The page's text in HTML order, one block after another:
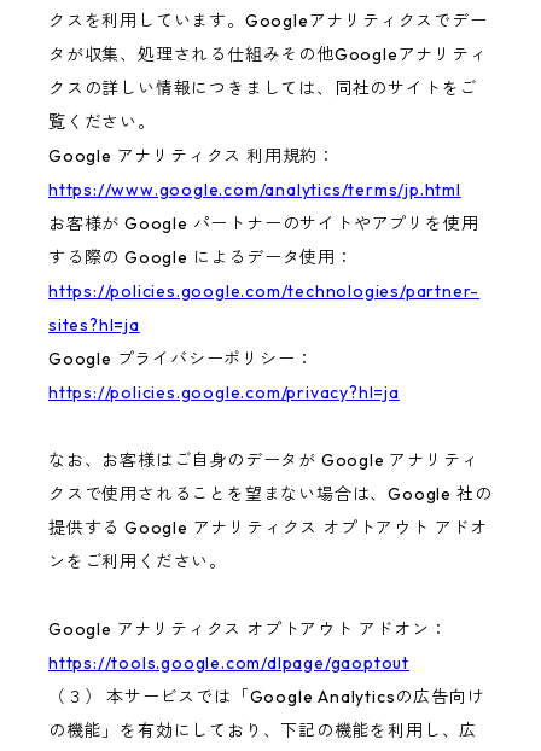
クスを利用しています。Googleアナリティクスでデー
タが収集、処理される仕組みその他Googleアナリティ
クスの詳しい情報につきましては、同社のサイトをご
覧ください。
Google アナリティクス 利用規約：
https://www.google.com/analytics/terms/jp.html
お客様が Google パートナーのサイトやアプリを使用
する際の Google によるデータ使用：
https://policies.google.com/technologies/partner-
sites?hl=ja
Google プライバシーポリシー：
https://policies.google.com/privacy?hl=ja
なお、お客様はご自身のデータが Google アナリティ
クスで使用されることを望まない場合は、Google 社の
提供する Google アナリティクス オプトアウト アドオ
ンをご利用ください。
Google アナリティクス オプトアウト アドオン：
https://tools.google.com/dlpage/gaoptout
（３） 本サービスでは「Google Analyticsの広告向け
の機能」を有効にしており、下記の機能を利用し、広